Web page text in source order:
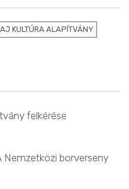
KULTÚRA ALAPÍTVÁNY
felkérése
Nemzetközi borverseny